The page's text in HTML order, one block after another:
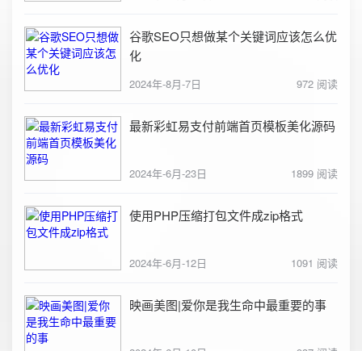
谷歌SEO只想做某个关键词应该怎么优
化
2024年-8月-7日 972 阅读
最新彩虹易支付前端首页模板美化源码
2024年-6月-23日 1899 阅读
使用PHP压缩打包文件成zip格式
2024年-6月-12日 1091 阅读
映画美图|爱你是我生命中最重要的事